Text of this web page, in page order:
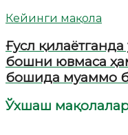
Кейинги мақола
Ғусл
бошни ювмаса
бошида муаммо
Ўхшаш